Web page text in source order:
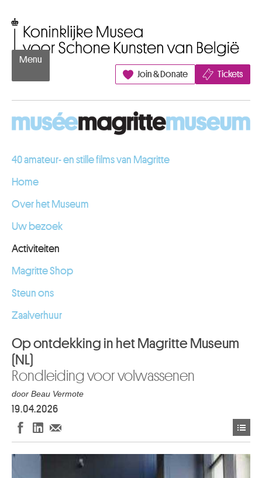
Menu
Join & Donate
Tickets
40 amateur- en stille films van Magritte
Home
Over het Museum
Uw bezoek
Activiteiten
Magritte Shop
Steun ons
Zaalverhuur
Op ontdekking in het Magritte Museum
(NL)
Rondleiding voor volwassenen
door Beau Vermote
19.04.2026